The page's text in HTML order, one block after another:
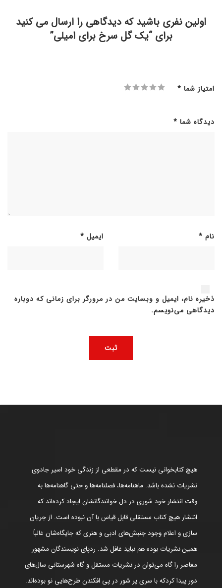
اولین نفری باشید که دیدگاهی را ارسال می کنید
برای “یک گل سرخ برای امیلی”
امتیاز شما *
دیدگاه شما *
نام * ایمیل *
ذخیره نام، ایمیل و وبسایت من در مرورگر برای زمانی که دوباره
دیدگاهی می‌نویسم.
هیچ کتابخوانی نیست که در مقطعی از زندگی خود اسیر جادوی
نشریات نشده باشد. ماهنامه‌ها، فصلنامه‌ها و حتی گاهنامه‌ها به
وقت انتشار خود شوری در دل خوانندگانشان ایجاد کرده‌اند که
انتشار هیچ کتاب مستقلی قابل قیاس با آن نبوده است. از جریان
سازی و اعلام وجود جنبش‌های ادبی و هنری که جایگاه‌شان غالباً
همین نشریات بوده هم نباید غافل شد. ردپای نویسندگان مشهور
معاصر را گاه می‌توان در نشریات مستقل و گاه شهرستانی سال‌های
دور پیدا کردکه با سری پر شور در پی افکندن طرح‌هایی نو بوده‌اند.